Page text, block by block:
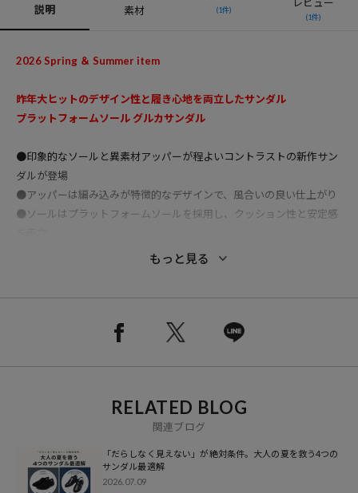
説明
素材
(1件)
(1件)
2026 Spring ＆ Summer item
昨年大ヒットのデザイン性と履き心地を両立したサンダル
プラットフォームソール グルカサンダル
●印象的なソールと異素材アッパーが程よいコントラストの新作サン
ダルが登場
●アッパーは編み込みが特徴的なデザインで、風合いの良い仕上がり
●ソールはプラットフォームソールを採用し、クッション性と安定感
●調整可能なストラップはデザイン性もさることながらホールド感が
履くだけで足元にアクセントを与えてくれる一足です。
ブラックのソールが引き締めてくれるのでデニムやチノ、カーゴパン
すいアイテムです。
もっと見る
RELATED BLOG
関連ブログ
「だらしなく見えない」が絶対条件。大人の夏を救う4つの
サンダル最適解
2026.07.09